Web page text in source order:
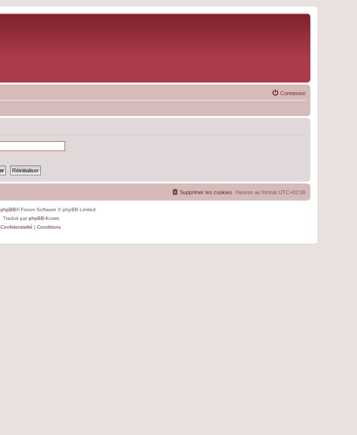
Connexion
Heures au format UTC+02:00
Supprimer les cookies
phpBB® Forum Software © phpBB Limited
Traduit parphpBB-fr.com
Confidentialité | Conditions